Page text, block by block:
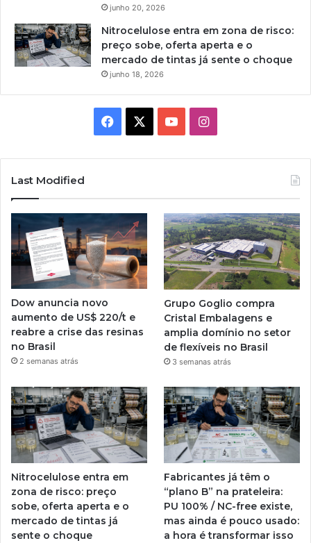
junho 20, 2026
Nitrocelulose entra em zona de risco:
preço sobe, oferta aperta e o
mercado de tintas já sente o choque
junho 18, 2026
Facebook YouTubeInstagram
Last Modified
Dow anuncia novo
aumento de US$ 220/t e
reabre a crise das resinas
no Brasil
2 semanas atrás
Grupo Goglio compra
Cristal Embalagens e
amplia domínio no setor
de flexíveis no Brasil
3 semanas atrás
Nitrocelulose entra em
zona de risco: preço
sobe, oferta aperta e o
mercado de tintas já
sente o choque
Fabricantes já têm o
“plano B” na prateleira:
PU 100% / NC-free existe,
mas ainda é pouco usado:
a hora é transformar isso